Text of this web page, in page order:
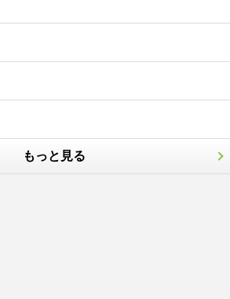
もっと見る